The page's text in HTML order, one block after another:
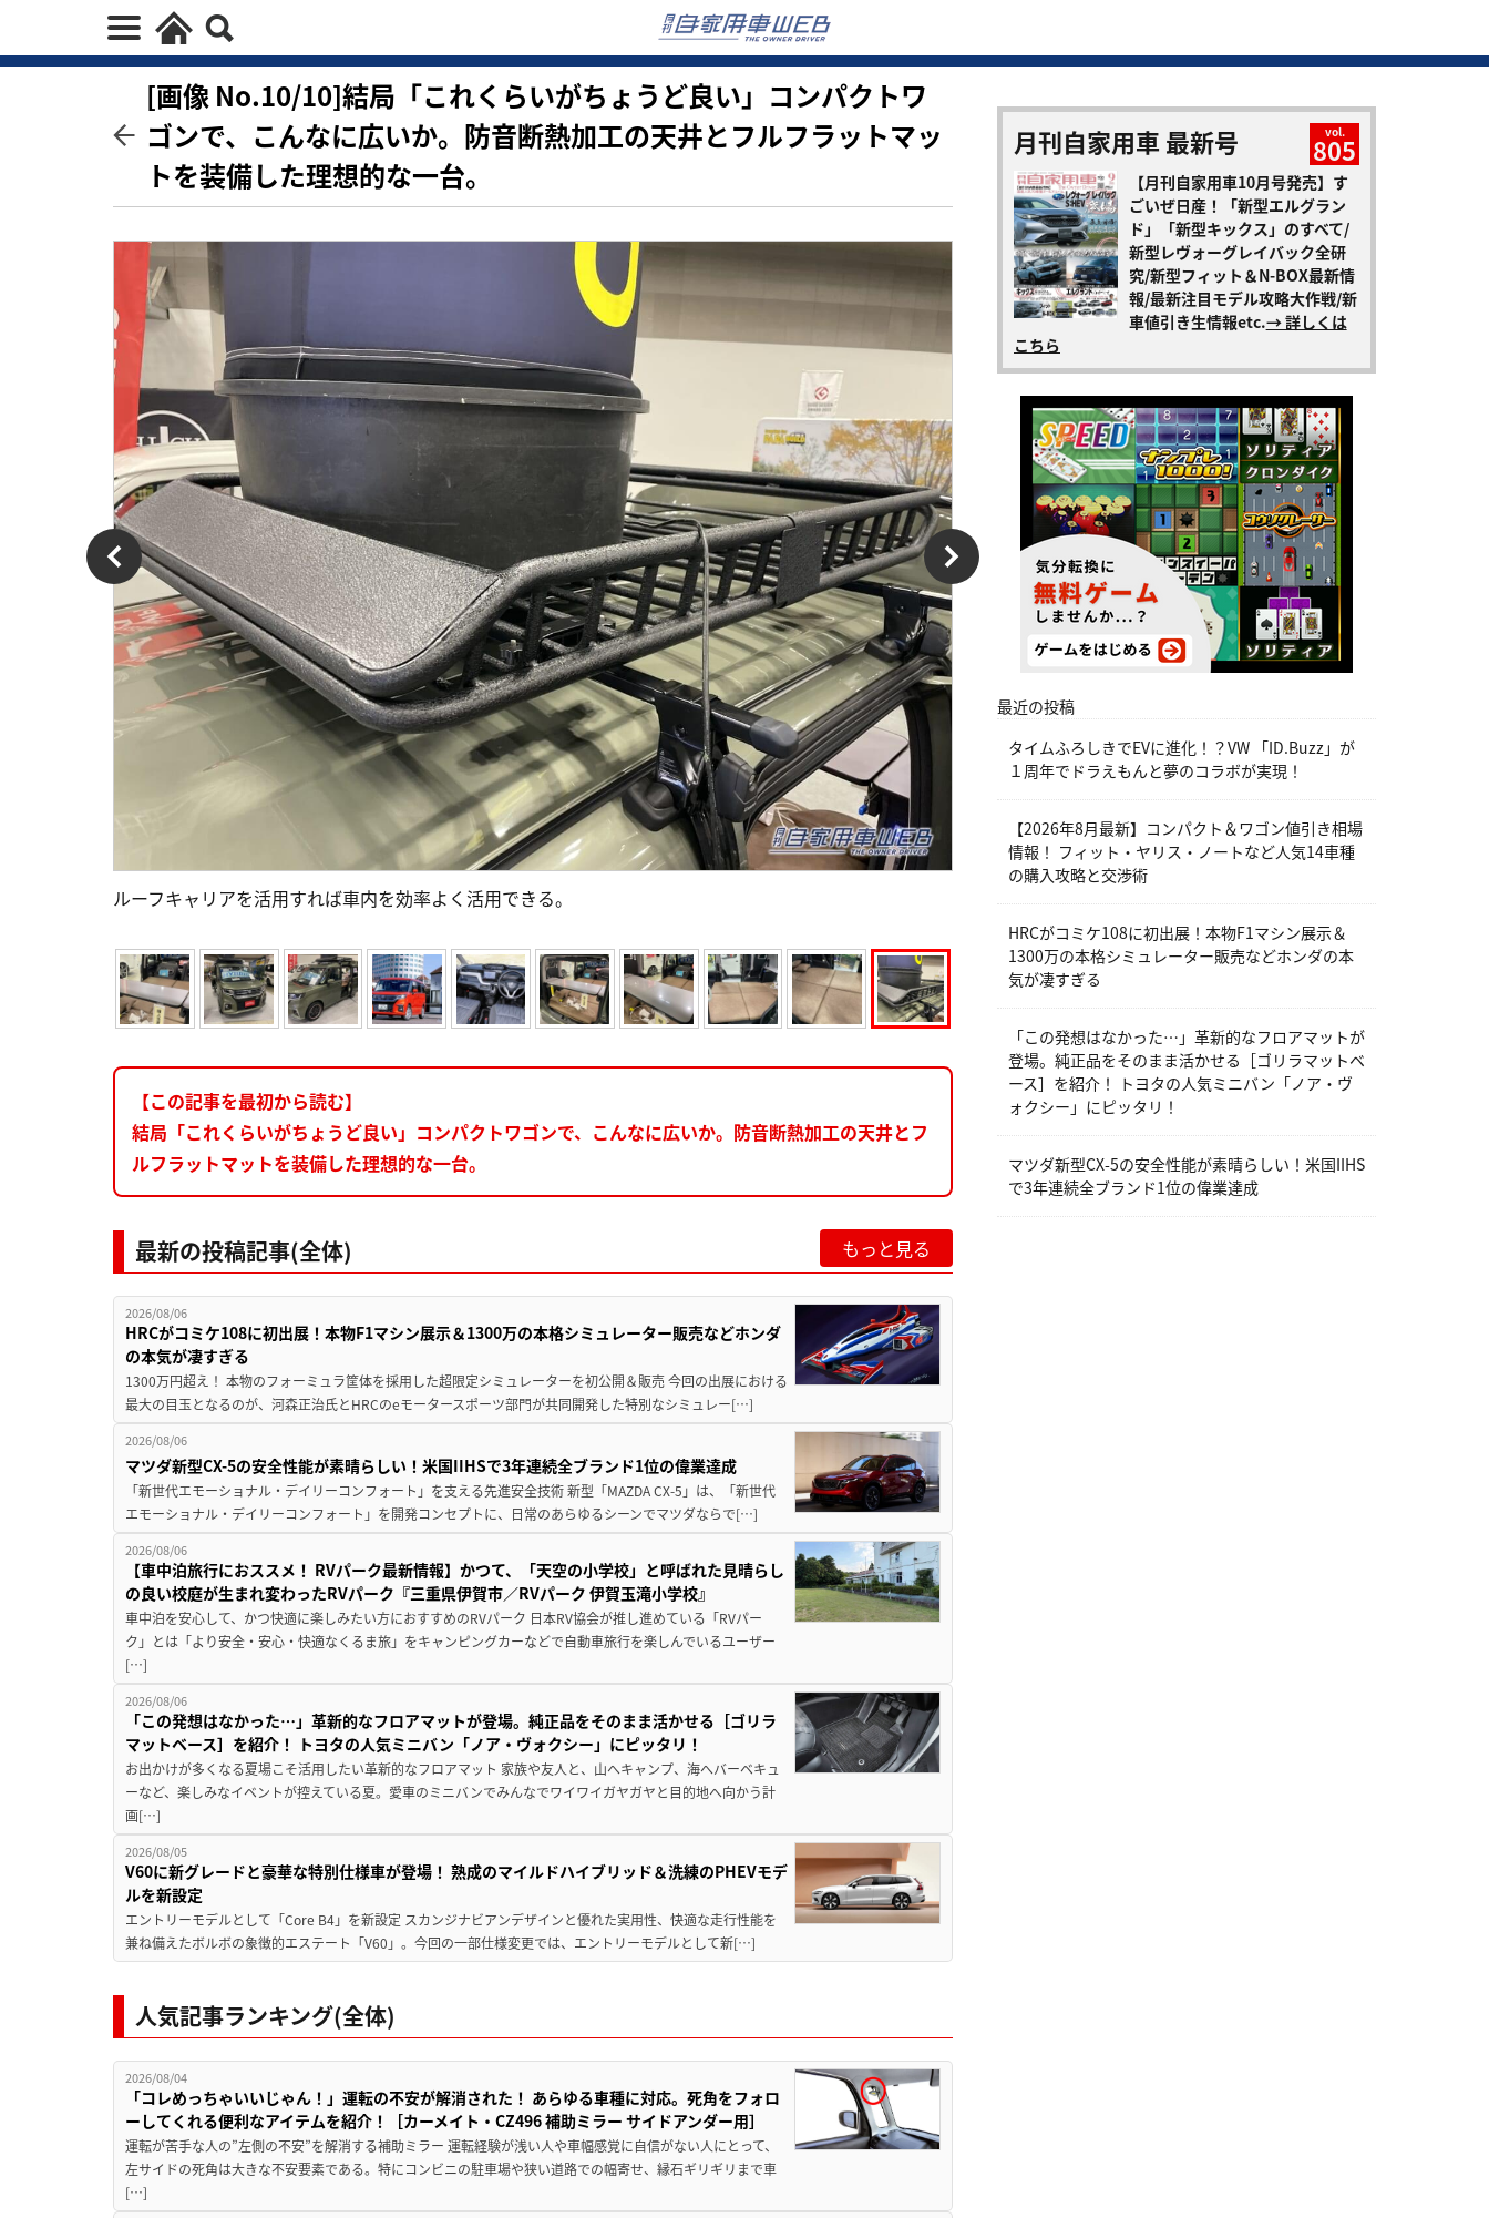
[画像 No.10/10]結局「これくらいがちょうど良い」コンパクトワ
ゴンで、こんなに広いか。防音断熱加工の天井とフルフラットマッ
トを装備した理想的な一台。
ルーフキャリアを活用すれば車内を効率よく活用できる。
【この記事を最初から読む】
結局「これくらいがちょうど良い」コンパクトワゴンで、こんなに広いか。防音断熱加工の天井とフ
ルフラットマットを装備した理想的な一台。
最新の投稿記事(全体) もっと見る
2026/08/06
HRCがコミケ108に初出展！本物F1マシン展示＆1300万の本格シミュレーター販売などホンダ
の本気が凄すぎる
1300万円超え！ 本物のフォーミュラ筐体を採用した超限定シミュレーターを初公開＆販売 今回の出展における
最大の目玉となるのが、河森正治氏とHRCのeモータースポーツ部門が共同開発した特別なシミュレー[…]
2026/08/06
マツダ新型CX-5の安全性能が素晴らしい！米国IIHSで3年連続全ブランド1位の偉業達成
「新世代エモーショナル・デイリーコンフォート」を支える先進安全技術 新型「MAZDA CX-5」は、「新世代
エモーショナル・デイリーコンフォート」を開発コンセプトに、日常のあらゆるシーンでマツダならで[…]
2026/08/06
【車中泊旅行におススメ！ RVパーク最新情報】かつて、「天空の小学校」と呼ばれた見晴らし
の良い校庭が生まれ変わったRVパーク『三重県伊賀市／RVパーク 伊賀玉滝小学校』
車中泊を安心して、かつ快適に楽しみたい方におすすめのRVパーク 日本RV協会が推し進めている「RVパー
ク」とは「より安全・安心・快適なくるま旅」をキャンピングカーなどで自動車旅行を楽しんでいるユーザー
[…]
2026/08/06
「この発想はなかった…」革新的なフロアマットが登場。純正品をそのまま活かせる［ゴリラ
マットベース］を紹介！ トヨタの人気ミニバン「ノア・ヴォクシー」にピッタリ！
お出かけが多くなる夏場こそ活用したい革新的なフロアマット 家族や友人と、山へキャンプ、海へバーベキュ
ーなど、楽しみなイベントが控えている夏。愛車のミニバンでみんなでワイワイガヤガヤと目的地へ向かう計
画[…]
2026/08/05
V60に新グレードと豪華な特別仕様車が登場！ 熟成のマイルドハイブリッド＆洗練のPHEVモデ
ルを新設定
エントリーモデルとして「Core B4」を新設定 スカンジナビアンデザインと優れた実用性、快適な走行性能を
兼ね備えたボルボの象徴的エステート「V60」。今回の一部仕様変更では、エントリーモデルとして新[…]
人気記事ランキング(全体)
2026/08/04
「コレめっちゃいいじゃん！」運転の不安が解消された！ あらゆる車種に対応。死角をフォロ
ーしてくれる便利なアイテムを紹介！［カーメイト・CZ496 補助ミラー サイドアンダー用］
運転が苦手な人の”左側の不安”を解消する補助ミラー 運転経験が浅い人や車幅感覚に自信がない人にとって、
左サイドの死角は大きな不安要素である。特にコンビニの駐車場や狭い道路での幅寄せ、縁石ギリギリまで車
[…]
月刊自家用車 最新号 vol.
805
【月刊自家用車10月号発売】す
ごいぜ日産！「新型エルグラン
ド」「新型キックス」のすべて/
新型レヴォーグレイバック全研
究/新型フィット＆N-BOX最新情
報/最新注目モデル攻略大作戦/新
車値引き生情報etc.→ 詳しくは
こちら
最近の投稿
タイムふろしきでEVに進化！？VW 「ID.Buzz」が
１周年でドラえもんと夢のコラボが実現！
【2026年8月最新】コンパクト＆ワゴン値引き相場
情報！ フィット・ヤリス・ノートなど人気14車種
の購入攻略と交渉術
HRCがコミケ108に初出展！本物F1マシン展示＆
1300万の本格シミュレーター販売などホンダの本
気が凄すぎる
「この発想はなかった…」革新的なフロアマットが
登場。純正品をそのまま活かせる［ゴリラマットベ
ース］を紹介！ トヨタの人気ミニバン「ノア・ヴ
ォクシー」にピッタリ！
マツダ新型CX-5の安全性能が素晴らしい！米国IIHS
で3年連続全ブランド1位の偉業達成